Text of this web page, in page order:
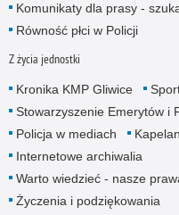
Komunikaty dla prasy -
Równość płci w Policji
Z życia jednostki
Kronika KMP Gliwice
Stowarzyszenie Emerytów i
Policja w mediach
Internetowe archiwalia
Warto wiedzieć - nasze
Życzenia i podziękowania